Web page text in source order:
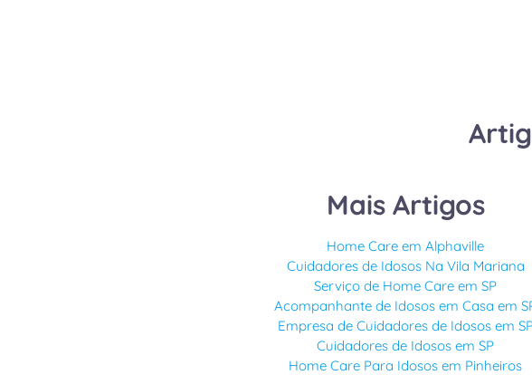
Mais Artigos
Home Care em Alphaville
Cuidadores de Idosos Na Vila Mariana
Serviço de Home Care em SP
Acompanhante de Idosos em Casa em
Empresa de Cuidadores de Idosos em
Cuidadores de Idosos em SP
Home Care Para Idosos em Pinheiros